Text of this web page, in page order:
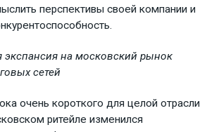
перспективы своей компании и
экспансия на московский рынок
сетей
очень короткого для целой отрасли
ритейле изменился